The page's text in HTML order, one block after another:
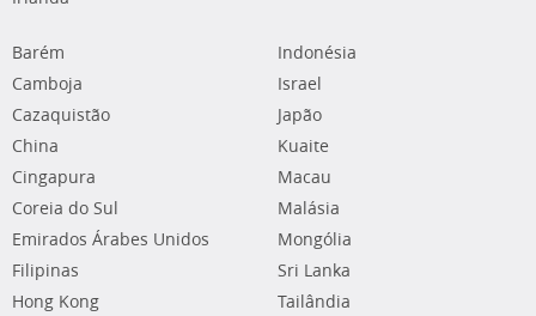
Barém
Camboja
Cazaquistão
China
Cingapura
Coreia do Sul
Emirados Árabes Unidos
Filipinas
Hong Kong
Indonésia
Israel
Japão
Kuaite
Macau
Malásia
Mongólia
Sri Lanka
Tailândia